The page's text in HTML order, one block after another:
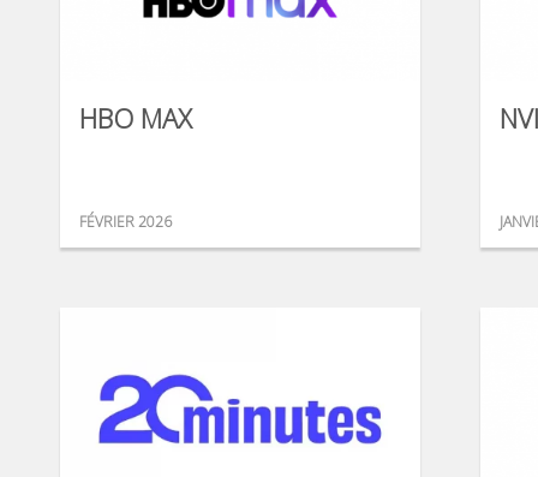
HBO MAX
FÉVRIER 2026